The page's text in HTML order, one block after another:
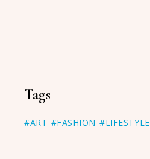
Tags
#ART #FASHION #LIFESTYLE